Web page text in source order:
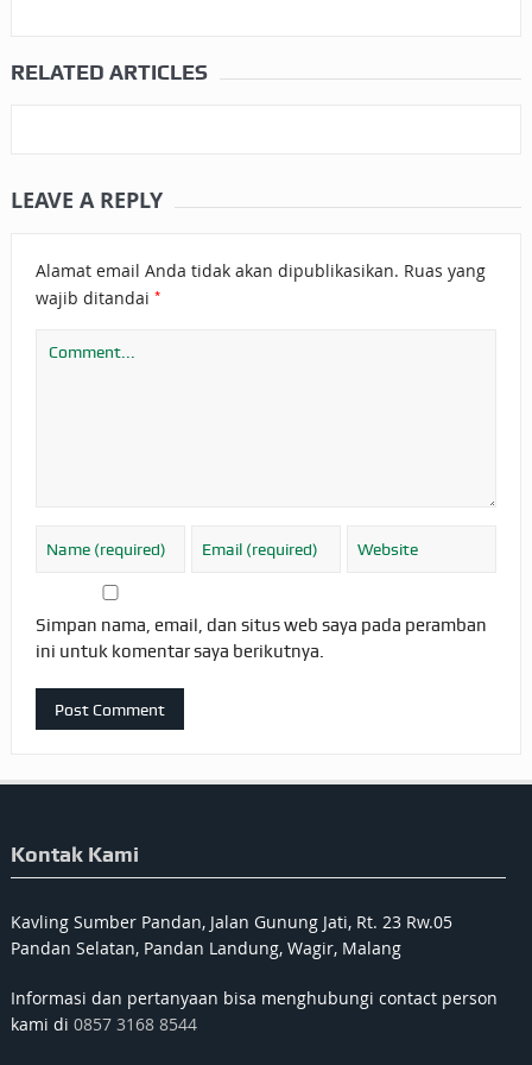
RELATED ARTICLES
LEAVE A REPLY
Alamat email Anda tidak akan dipublikasikan. Ruas yang
wajib ditandai *
Simpan nama, email, dan situs web saya pada peramban
ini untuk komentar saya berikutnya.
Kontak Kami
Kavling Sumber Pandan, Jalan Gunung Jati, Rt. 23 Rw.05
Pandan Selatan, Pandan Landung, Wagir, Malang
Informasi dan pertanyaan bisa menghubungi contact person
kami di 0857 3168 8544